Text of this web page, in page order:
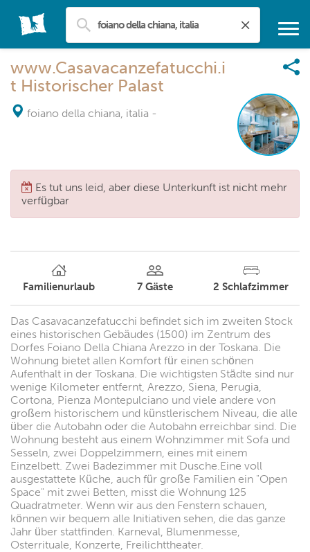
www.Casavacanzefatucchi.i
t Historischer Palast
foiano della chiana, italia -
Es tut uns leid, aber diese Unterkunft ist nicht mehr
verfügbar
Familienurlaub 7 Gäste 2 Schlafzimmer
Das Casavacanzefatucchi befindet sich im zweiten Stock
eines historischen Gebäudes (1500) im Zentrum des
Dorfes Foiano Della Chiana Arezzo in der Toskana. Die
Wohnung bietet allen Komfort für einen schönen
Aufenthalt in der Toskana. Die wichtigsten Städte sind nur
wenige Kilometer entfernt, Arezzo, Siena, Perugia,
Cortona, Pienza Montepulciano und viele andere von
großem historischem und künstlerischem Niveau, die alle
über die Autobahn oder die Autobahn erreichbar sind. Die
Wohnung besteht aus einem Wohnzimmer mit Sofa und
Sesseln, zwei Doppelzimmern, eines mit einem
Einzelbett. Zwei Badezimmer mit Dusche.Eine voll
ausgestattete Küche, auch für große Familien ein "Open
Space" mit zwei Betten, misst die Wohnung 125
Quadratmeter. Wenn wir aus den Fenstern schauen,
können wir bequem alle Initiativen sehen, die das ganze
Jahr über stattfinden. Karneval, Blumenmesse,
Osterrituale, Konzerte, Freilichttheater.